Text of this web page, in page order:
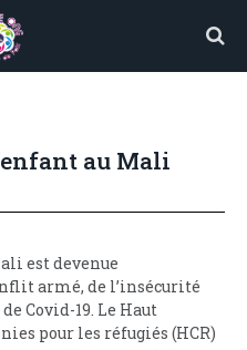
au Mali
est devenue
armé, de l’insécurité
Covid-19. Le Haut
pour les réfugiés (HCR)